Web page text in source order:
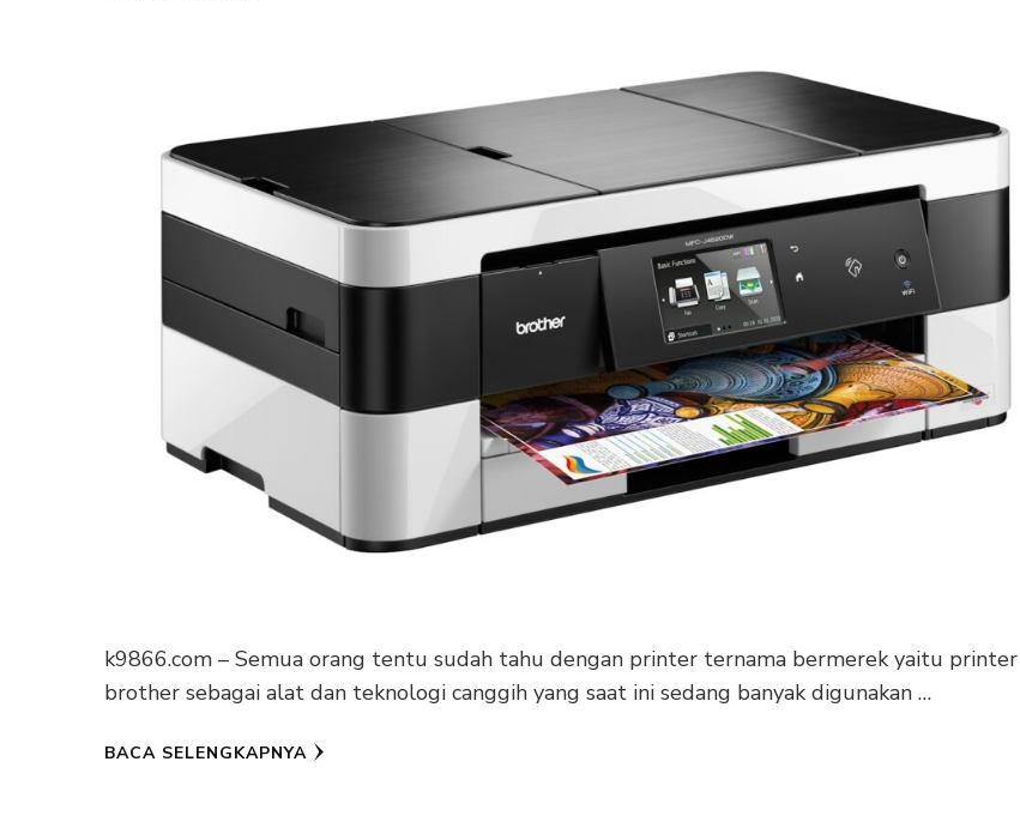
k9866.com – Semua orang tentu sudah tahu dengan printer ternama bermerek yaitu printer
brother sebagai alat dan teknologi canggih yang saat ini sedang banyak digunakan …
BACA SELENGKAPNYA